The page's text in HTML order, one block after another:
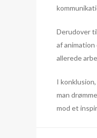
Derudover
af
allerede
I
man
mod et